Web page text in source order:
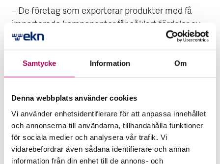
Samtycke Information Om
Denna webbplats använder cookies
Vi använder enhetsidentifierare för att anpassa innehållet
och annonserna till användarna, tillhandahålla funktioner
för sociala medier och analysera vår trafik. Vi
vidarebefordrar även sådana identifierare och annan
information från din enhet till de annons- och
– De företag som exporterar produkter med få
importerade komponenter får såklart fördelar av
en låg kronkurs. Deras varor blir billiga och mer
attraktiva för utländska köpare. Men de företagen
blir allt färre. En stor del av vår export innehåller i
dag importerade insatsvaror och priset för de
gör att det blir dyrare att köpa in dessa varor. En
annan nackdel med en ständigt försvagad
växelkurs är att företag får mindre incitament att
göra rationaliseringar i produktionen.